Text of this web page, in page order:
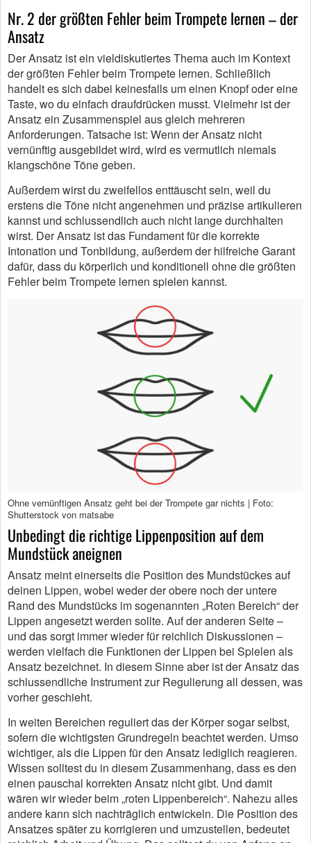
Nr. 2 der größten Fehler beim Trompete lernen – der
Ansatz
Der Ansatz ist ein vieldiskutiertes Thema auch im Kontext
der größten Fehler beim Trompete lernen. Schließlich
handelt es sich dabei keinesfalls um einen Knopf oder eine
Taste, wo du einfach draufdrücken musst. Vielmehr ist der
Ansatz ein Zusammenspiel aus gleich mehreren
Anforderungen. Tatsache ist: Wenn der Ansatz nicht
vernünftig ausgebildet wird, wird es vermutlich niemals
klangschöne Töne geben.
Außerdem wirst du zweifellos enttäuscht sein, weil du
erstens die Töne nicht angenehmen und präzise artikulieren
kannst und schlussendlich auch nicht lange durchhalten
wirst. Der Ansatz ist das Fundament für die korrekte
Intonation und Tonbildung, außerdem der hilfreiche Garant
dafür, dass du körperlich und konditionell ohne die größten
Fehler beim Trompete lernen spielen kannst.
Ohne vernünftigen Ansatz geht bei der Trompete gar nichts | Foto:
Shutterstock von matsabe
Unbedingt die richtige Lippenposition auf dem
Mundstück aneignen
Ansatz meint einerseits die Position des Mundstückes auf
deinen Lippen, wobei weder der obere noch der untere
Rand des Mundstücks im sogenannten „Roten Bereich“ der
Lippen angesetzt werden sollte. Auf der anderen Seite –
und das sorgt immer wieder für reichlich Diskussionen –
werden vielfach die Funktionen der Lippen bei Spielen als
Ansatz bezeichnet. In diesem Sinne aber ist der Ansatz das
schlussendliche Instrument zur Regulierung all dessen, was
vorher geschieht.
In weiten Bereichen reguliert das der Körper sogar selbst,
sofern die wichtigsten Grundregeln beachtet werden. Umso
wichtiger, als die Lippen für den Ansatz lediglich reagieren.
Wissen solltest du in diesem Zusammenhang, dass es den
einen pauschal korrekten Ansatz nicht gibt. Und damit
wären wir wieder beim „roten Lippenbereich“. Nahezu alles
andere kann sich nachträglich entwickeln. Die Position des
Ansatzes später zu korrigieren und umzustellen, bedeutet